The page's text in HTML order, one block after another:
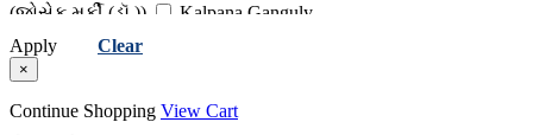
(જોસેફ મર્ફી (ડૉ.))
Kalpana Ganguly
(કલ્પના ગાંગુલી )
(ખુશવંત સિંહ )
(લુઇસ હે)
(લુઇસ વાસ, અનિતા વાસ)
M K Gupta
Apply Clear
×
Continue Shopping View Cart